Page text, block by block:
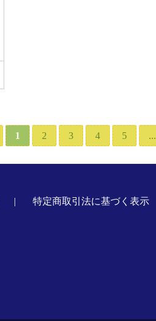
1 2 3 4 5 ...
特定商取引法に基づく表示